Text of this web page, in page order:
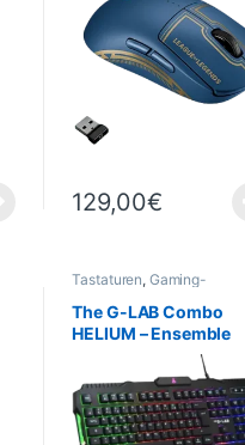
129,00€
Tastaturen, Gaming-
Tastaturen und -Mäuse
Gaming ,Informatik,
Peripheriegeräte,
PROMOTIONS,Maus
The G-LAB Combo
HELIUM – Ensemble